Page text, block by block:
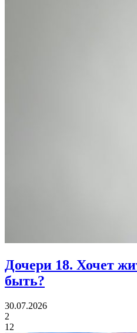
Дочери 18. Хочет
быть?
30.07.2026
2
12